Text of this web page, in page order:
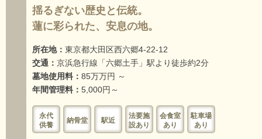
揺るぎない歴史と伝統。
蓮に彩られた、安息の地。
所在地： 東京都大田区西六郷4-22-12
交通： 京浜急行線「六郷土手」駅より徒歩約2分
墓地使用料： 85万万円 ～
年間管理料： 5,000円～
永代
供養
納骨堂 駅近
法要施
設あり
会食室
あり
駐車場
あり